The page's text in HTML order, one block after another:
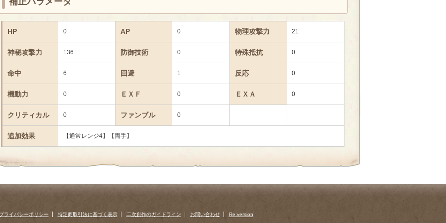
HP 0 AP 0 物理攻撃力 21
神秘攻撃力 136 防御技術 0 特殊抵抗 0
命中 6 回避 1 反応 0
機動力 0 ＥＸＦ 0 ＥＸＡ 0
クリティカル 0 ファンブル 0
追加効果 【通常レンジ4】【両手】
ライバシーポリシー 特定商取引法に基づく表示 二次創作のガイドライン お問い合わせ Re:version